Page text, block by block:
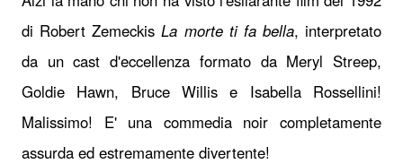
di Robert ZemeckisLa morte ti fa bella, interpretato
da un cast d'eccellenza formato da Meryl Streep,
Goldie Hawn, Bruce Willis e Isabella Rossellini!
Malissimo! E' una commedia noir completamente
assurda ed estremamente divertente!